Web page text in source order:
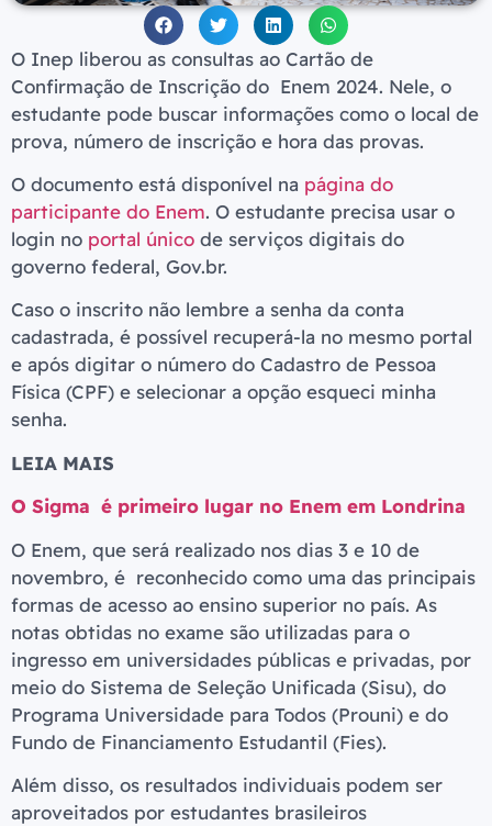
O Inep liberou as consultas ao Cartão de
Confirmação de Inscrição do Enem 2024. Nele, o
estudante pode buscar informações como o local de
prova, número de inscrição e hora das provas.
O documento está disponível na página do
participante do Enem. O estudante precisa usar o
login no portal único de serviços digitais do
governo federal, Gov.br.
Caso o inscrito não lembre a senha da conta
cadastrada, é possível recuperá-la no mesmo portal
e após digitar o número do Cadastro de Pessoa
Física (CPF) e selecionar a opção esqueci minha
senha.
LEIA MAIS
O Sigma é primeiro lugar no Enem em Londrina
O Enem, que será realizado nos dias 3 e 10 de
novembro, é reconhecido como uma das principais
formas de acesso ao ensino superior no país. As
notas obtidas no exame são utilizadas para o
ingresso em universidades públicas e privadas, por
meio do Sistema de Seleção Unificada (Sisu), do
Programa Universidade para Todos (Prouni) e do
Fundo de Financiamento Estudantil (Fies).
Além disso, os resultados individuais podem ser
aproveitados por estudantes brasileiros